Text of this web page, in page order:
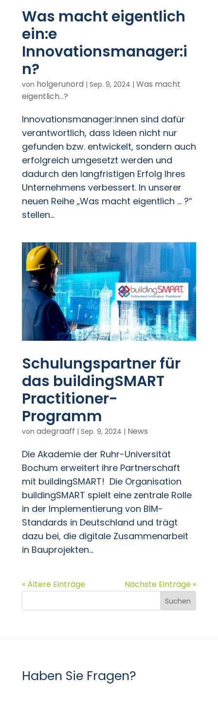
Was macht eigentlich
ein:e
Innovationsmanager:i
n?
von holgerunord | Sep. 9, 2024 | Was macht
eigentlich...?
Innovationsmanager:innen sind dafür
verantwortlich, dass Ideen nicht nur
gefunden bzw. entwickelt, sondern auch
erfolgreich umgesetzt werden und
dadurch den langfristigen Erfolg Ihres
Unternehmens verbessert. In unserer
neuen Reihe „Was macht eigentlich … ?“
stellen...
Schulungspartner für
das buildingSMART
Practitioner-
Programm
von adegraaff | Sep. 9, 2024 | News
Die Akademie der Ruhr-Universität
Bochum erweitert ihre Partnerschaft
mit buildingSMART! Die Organisation
buildingSMART spielt eine zentrale Rolle
in der Implementierung von BIM-
Standards in Deutschland und trägt
dazu bei, die digitale Zusammenarbeit
in Bauprojekten...
« Ältere Einträge Nächste Einträge »
Suchen
Haben Sie Fragen?